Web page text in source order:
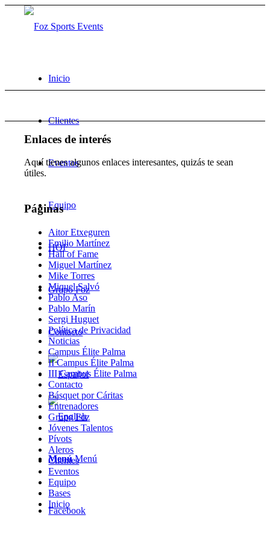
Inicio
Clientes
Eventos
Equipo
HOF
Grupo Foz
Contacto
Menú Menú
Facebook
Enlaces de interés
Aquí tienes algunos enlaces interesantes, quizás te sean
útiles.
Páginas
Aitor Etxeguren
Emilio Martínez
Hall of Fame
Miguel Martínez
Mike Torres
Miquel Salvó
Pablo Aso
Pablo Marín
Sergi Huguet
Política de Privacidad
Noticias
Campus Élite Palma
II Campus Élite Palma
III Campus Élite Palma
Contacto
Básquet por Cáritas
Entrenadores
Grupo Foz
Jóvenes Talentos
Pívots
Aleros
Clientes
Eventos
Equipo
Bases
Inicio